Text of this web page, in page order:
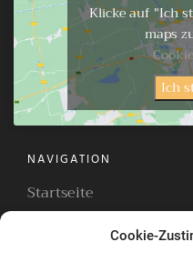
Cookie-
Klicke auf "Ich
maps
Ich
NAVIGATION
Startseite
Zimmer
Ferienhäuser